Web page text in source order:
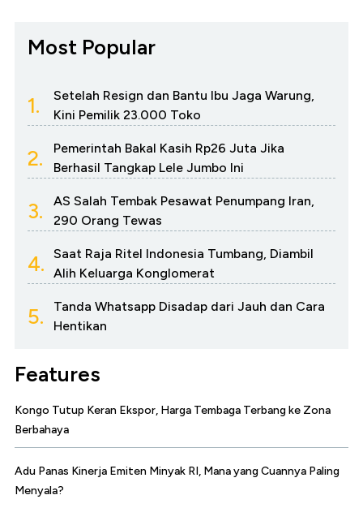
Most Popular
1.
Setelah Resign dan Bantu Ibu Jaga Warung,
Kini Pemilik 23.000 Toko
2.
Pemerintah Bakal Kasih Rp26 Juta Jika
Berhasil Tangkap Lele Jumbo Ini
3.
AS Salah Tembak Pesawat Penumpang Iran,
290 Orang Tewas
4.
Saat Raja Ritel Indonesia Tumbang, Diambil
Alih Keluarga Konglomerat
5.
Tanda Whatsapp Disadap dari Jauh dan Cara
Hentikan
Features
Kongo Tutup Keran Ekspor, Harga Tembaga Terbang ke Zona
Berbahaya
Adu Panas Kinerja Emiten Minyak RI, Mana yang Cuannya Paling
Menyala?